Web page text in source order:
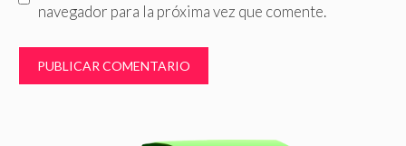
navegador para la próxima vez que comente.